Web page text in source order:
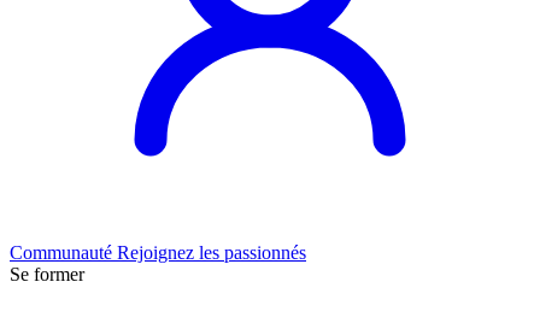
Communauté Rejoignez les passionnés
Se former